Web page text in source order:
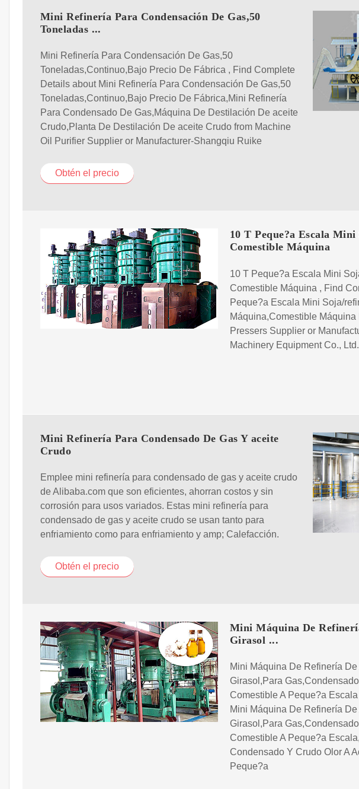
Mini Refinería Para Condensación De Gas,50
Toneladas ...
Mini Refinería Para Condensación De Gas,50
Toneladas,Continuo,Bajo Precio De Fábrica , Find Complete
Details about Mini Refinería Para Condensación De Gas,50
Toneladas,Continuo,Bajo Precio De Fábrica,Mini Refinería
Para Condensado De Gas,Máquina De Destilación De aceite
Crudo,Planta De Destilación De aceite Crudo from Machine
Oil Purifier Supplier or Manufacturer-Shangqiu Ruike
Obtén el precio
10 T Peque?a Escala
Comestible Máquina
10 T Peque?a Escala Mini
Comestible Máquina , Find
Peque?a Escala Mini Soja/
Máquina,Comestible Máquina
Pressers Supplier or
Machinery Equipment Co., Ltd.
Mini Refinería Para Condensado De Gas Y aceite
Crudo
Emplee mini refinería para condensado de gas y aceite crudo
de Alibaba.com que son eficientes, ahorran costos y sin
corrosión para usos variados. Estas mini refinería para
condensado de gas y aceite crudo se usan tanto para
enfriamiento como para enfriamiento y amp; Calefacción.
Obtén el precio
Mini Máquina De
Girasol ...
Mini Máquina De Refinería
Girasol,Para
Comestible A Peque?a
Mini Máquina De Refinería
Girasol,Para
Comestible A Peque?a
Condensado Y Crudo Olor A
Peque?a